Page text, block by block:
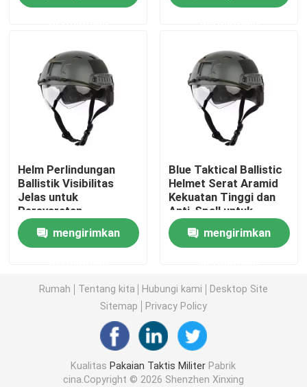
Rompi anti peluru taktis militer
Helm Balistik Taktis
Peralatan anti peluru
Ransel Taktis Militer
Perlengkapan Luar Ruangan Taktis
Sepatu Taktis Tempur
Rompi Taktis Tempur
Helm Perlindungan
Ballistik Visibilitas
Jelas untuk
Persyaratan
Pelanggan
mengirimkan
Blue Taktical Ballistic
Helmet Serat Aramid
Kekuatan Tinggi dan
Anti-Spall untuk
Perlindungan Top
Notch mengirimkan
Rumah Tentang kita Hubungi kami
Desktop Site
Sitemap
Privacy Policy
Kualitas Pakaian Taktis Militer Pabrik
cina.Copyright © 2026 Shenzhen Xinxing